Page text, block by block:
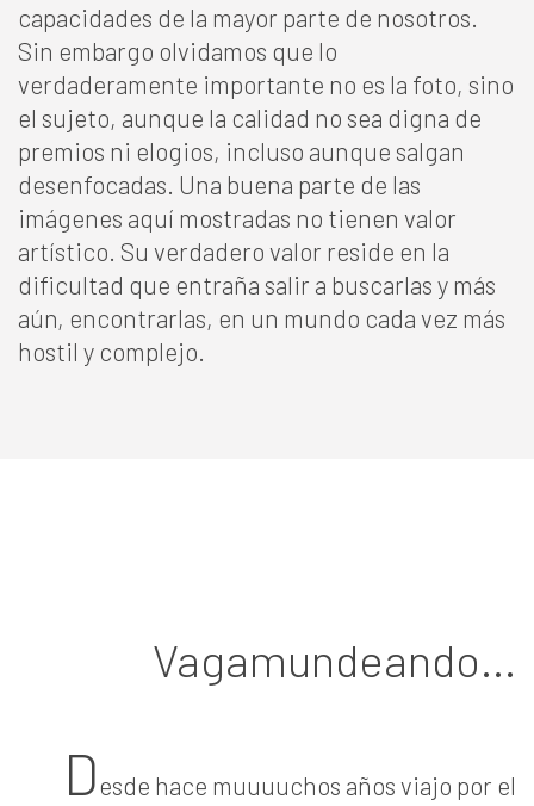
capacidades de la mayor parte de nosotros.
Sin embargo olvidamos que lo
verdaderamente importante no es la foto, sino
el sujeto, aunque la calidad no sea digna de
premios ni elogios, incluso aunque salgan
desenfocadas. Una buena parte de las
imágenes aquí mostradas no tienen valor
artístico. Su verdadero valor reside en la
dificultad que entraña salir a buscarlas y más
aún, encontrarlas, en un mundo cada vez más
hostil y complejo.
Vagamundeando...
Desde hace muuuuchos años viajo por el